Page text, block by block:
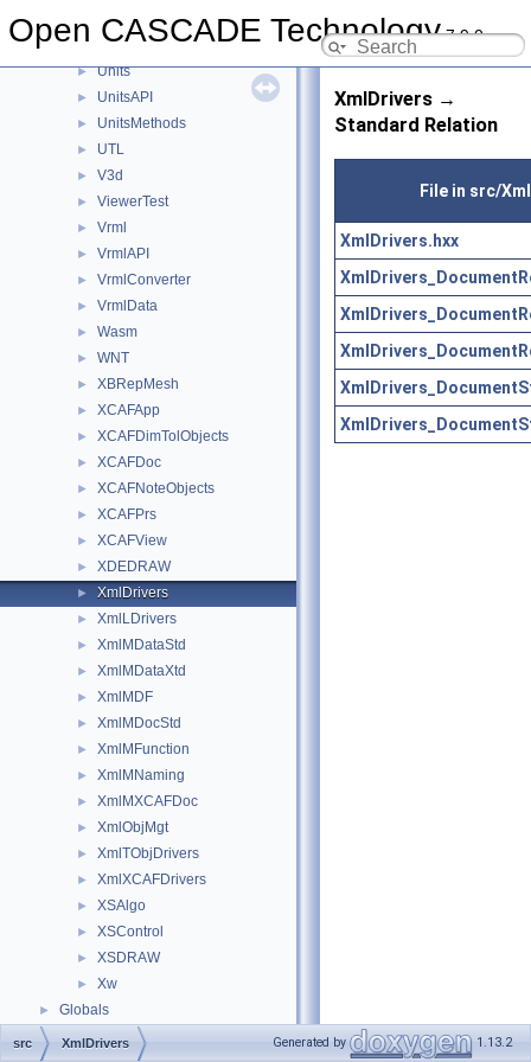
Open CASCADE Technology7.9.0
TransferBRep
► TShort
► Units
► UnitsAPI
► UnitsMethods
► UTL
► V3d
► ViewerTest
► Vrml
► VrmlAPI
► VrmlConverter
► VrmlData
► Wasm
► WNT
► XBRepMesh
► XCAFApp
► XCAFDimTolObjects
► XCAFDoc
► XCAFNoteObjects
► XCAFPrs
► XCAFView
► XDEDRAW
► XmlDrivers
► XmlLDrivers
► XmlMDataStd
► XmlMDataXtd
► XmlMDF
► XmlMDocStd
► XmlMFunction
► XmlMNaming
► XmlMXCAFDoc
► XmlObjMgt
► XmlTObjDrivers
► XmlXCAFDrivers
► XSAlgo
► XSControl
► XSDRAW
► Xw
► Globals
XmlDrivers →
Standard Relation
File in src/
XmlDrivers.hxx
src XmlDrivers Generated by 1.13.2